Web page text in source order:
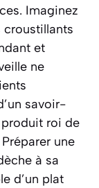
Imaginez
croustillants
et
ne
savoir-
roi de
Préparer une
à sa
d’un plat